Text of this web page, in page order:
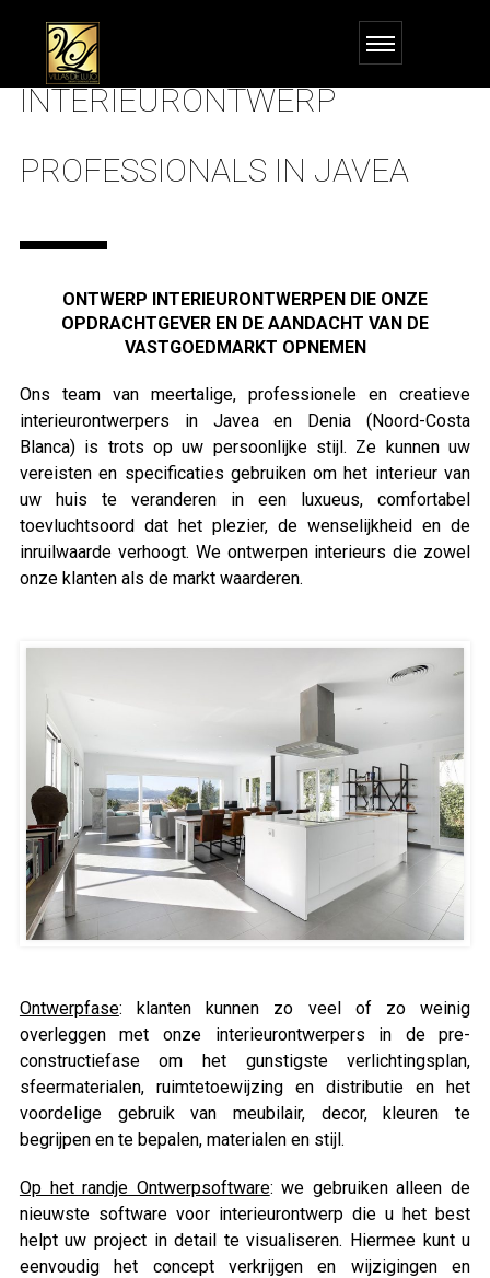
INTERIEURONTWERP
PROFESSIONALS IN JAVEA
ONTWERP INTERIEURONTWERPEN DIE ONZE
OPDRACHTGEVER EN DE AANDACHT VAN DE
VASTGOEDMARKT OPNEMEN
Ons team van meertalige, professionele en creatieve
interieurontwerpers in Javea en Denia (Noord-Costa
Blanca) is trots op uw persoonlijke stijl. Ze kunnen uw
vereisten en specificaties gebruiken om het interieur van
uw huis te veranderen in een luxueus, comfortabel
toevluchtsoord dat het plezier, de wenselijkheid en de
inruilwaarde verhoogt. We ontwerpen interieurs die zowel
onze klanten als de markt waarderen.
Ontwerpfase: klanten kunnen zo veel of zo weinig
overleggen met onze interieurontwerpers in de pre-
constructiefase om het gunstigste verlichtingsplan,
sfeermaterialen, ruimtetoewijzing en distributie en het
voordelige gebruik van meubilair, decor, kleuren te
begrijpen en te bepalen, materialen en stijl.
Op het randje Ontwerpsoftware: we gebruiken alleen de
nieuwste software voor interieurontwerp die u het best
helpt uw project in detail te visualiseren. Hiermee kunt u
eenvoudig het concept verkrijgen en wijzigingen en